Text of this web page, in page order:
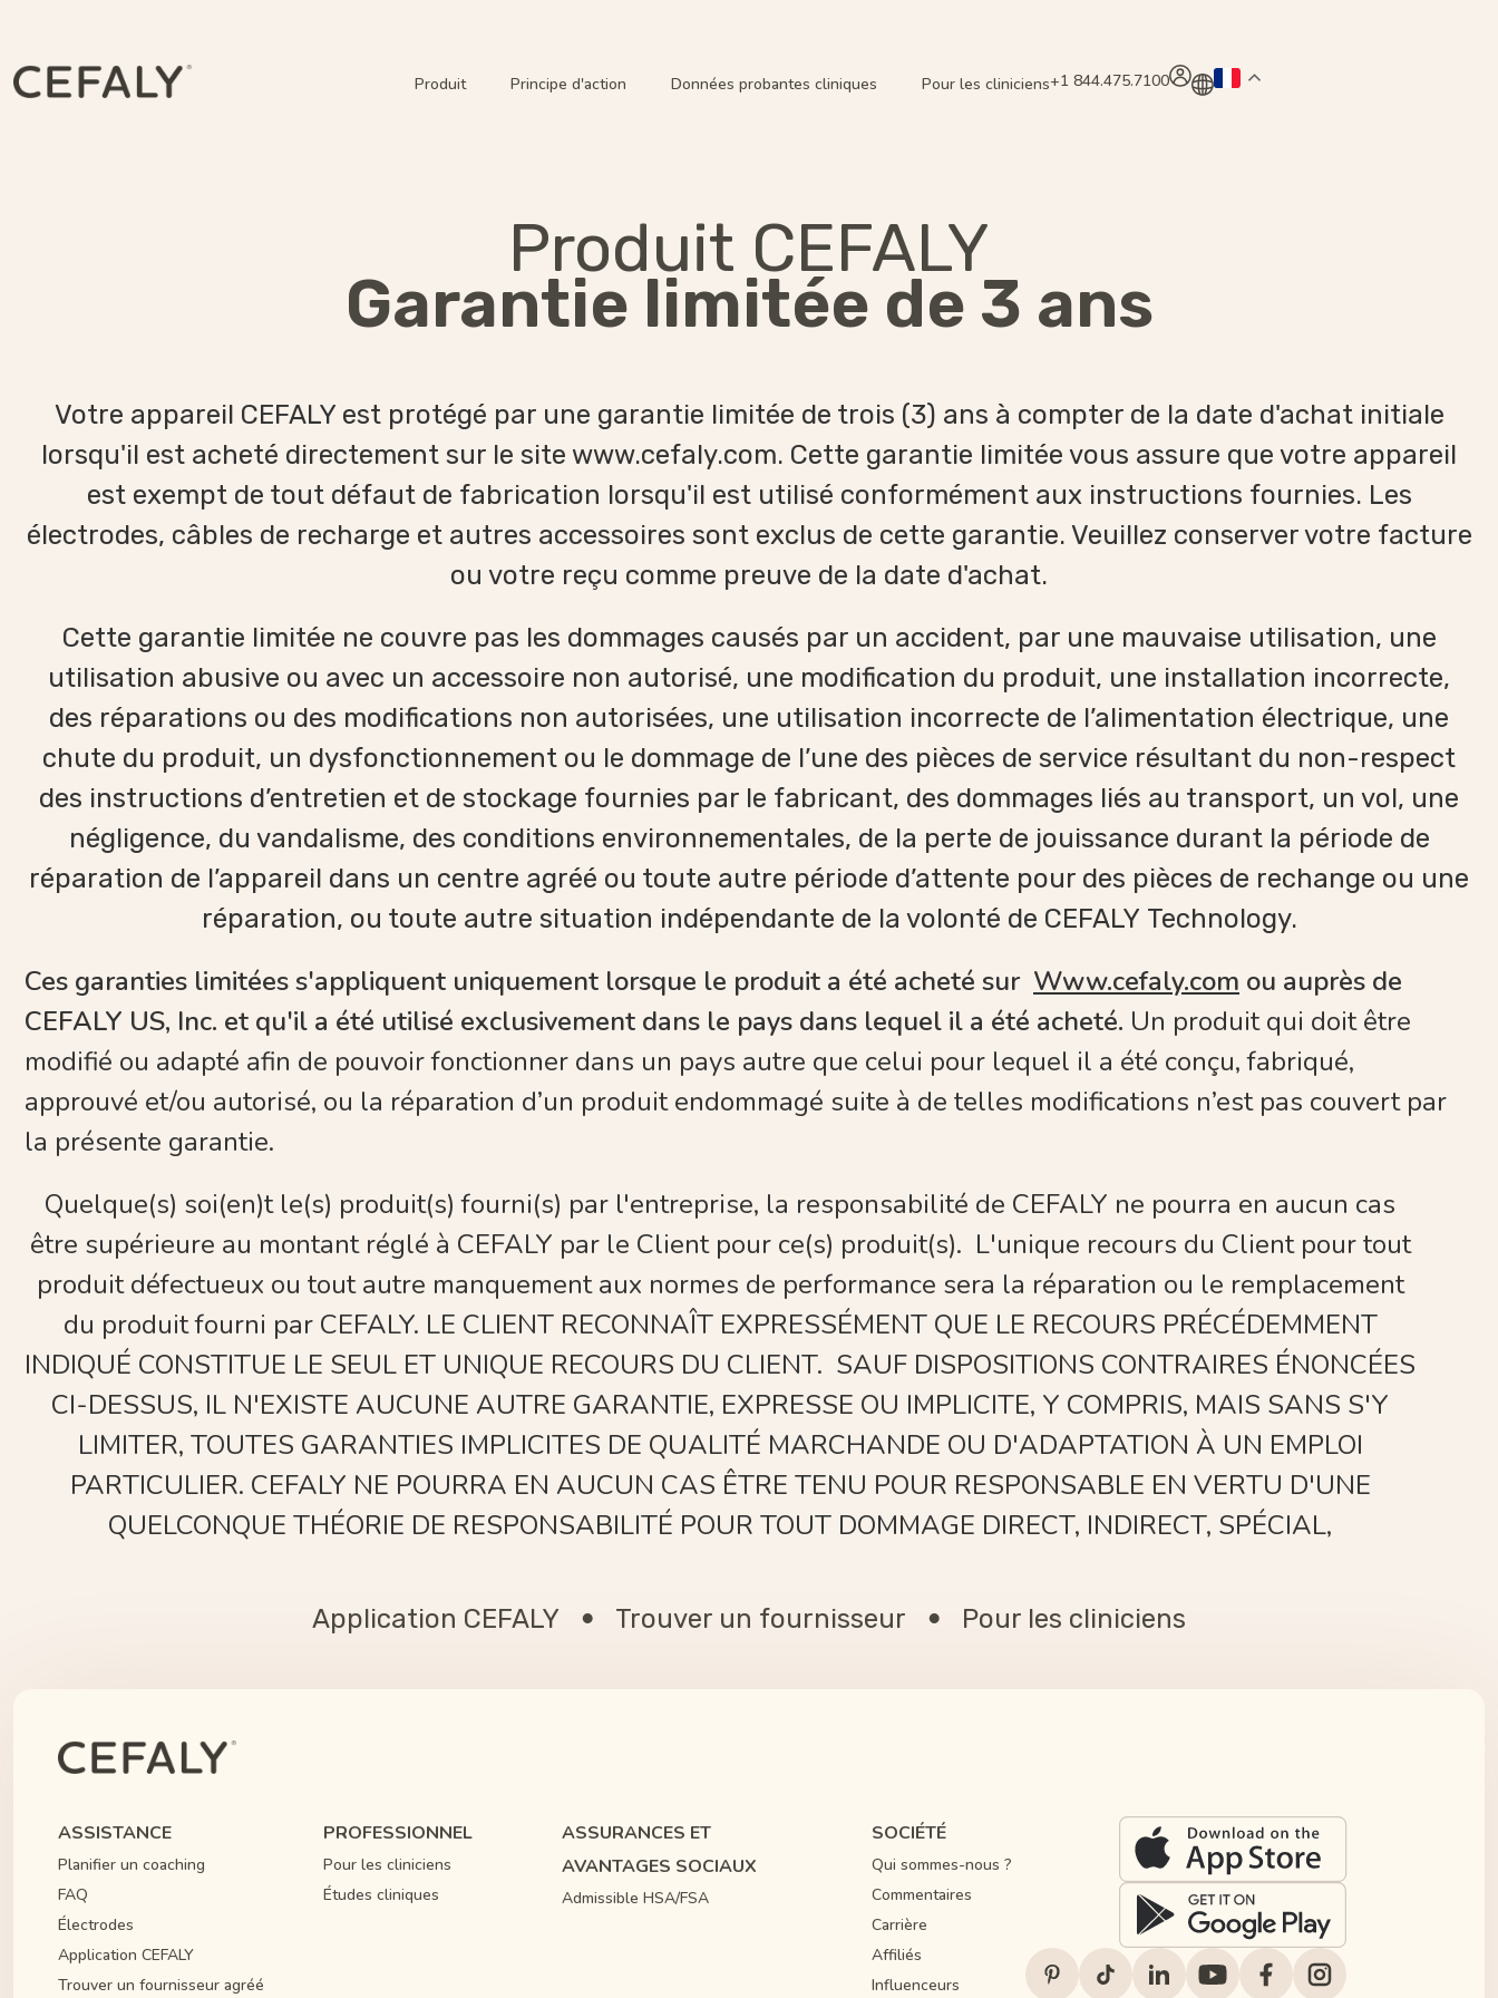
Produit Principe d'action Données probantes cliniques Pour les cliniciens+1 844.475.7100
Produit CEFALY
Garantie limitée de 3 ans
Votre appareil CEFALY est protégé par une garantie limitée de trois (3) ans à compter de la date d'achat initiale
lorsqu'il est acheté directement sur le site www.cefaly.com. Cette garantie limitée vous assure que votre appareil
est exempt de tout défaut de fabrication lorsqu'il est utilisé conformément aux instructions fournies. Les
électrodes, câbles de recharge et autres accessoires sont exclus de cette garantie. Veuillez conserver votre facture
ou votre reçu comme preuve de la date d'achat.
Cette garantie limitée ne couvre pas les dommages causés par un accident, par une mauvaise utilisation, une
utilisation abusive ou avec un accessoire non autorisé, une modification du produit, une installation incorrecte,
des réparations ou des modifications non autorisées, une utilisation incorrecte de l’alimentation électrique, une
chute du produit, un dysfonctionnement ou le dommage de l’une des pièces de service résultant du non-respect
des instructions d’entretien et de stockage fournies par le fabricant, des dommages liés au transport, un vol, une
négligence, du vandalisme, des conditions environnementales, de la perte de jouissance durant la période de
réparation de l’appareil dans un centre agréé ou toute autre période d’attente pour des pièces de rechange ou une
réparation, ou toute autre situation indépendante de la volonté de CEFALY Technology.
Ces garanties limitées s'appliquent uniquement lorsque le produit a été acheté sur Www.cefaly.com ou auprès de
CEFALY US, Inc. et qu'il a été utilisé exclusivement dans le pays dans lequel il a été acheté. Un produit qui doit être
modifié ou adapté afin de pouvoir fonctionner dans un pays autre que celui pour lequel il a été conçu, fabriqué,
approuvé et/ou autorisé, ou la réparation d’un produit endommagé suite à de telles modifications n’est pas couvert par
la présente garantie.
Quelque(s) soi(en)t le(s) produit(s) fourni(s) par l'entreprise, la responsabilité de CEFALY ne pourra en aucun cas
être supérieure au montant réglé à CEFALY par le Client pour ce(s) produit(s). L'unique recours du Client pour tout
produit défectueux ou tout autre manquement aux normes de performance sera la réparation ou le remplacement
du produit fourni par CEFALY. LE CLIENT RECONNAÎT EXPRESSÉMENT QUE LE RECOURS PRÉCÉDEMMENT
INDIQUÉ CONSTITUE LE SEUL ET UNIQUE RECOURS DU CLIENT. SAUF DISPOSITIONS CONTRAIRES ÉNONCÉES
CI-DESSUS, IL N'EXISTE AUCUNE AUTRE GARANTIE, EXPRESSE OU IMPLICITE, Y COMPRIS, MAIS SANS S'Y
LIMITER, TOUTES GARANTIES IMPLICITES DE QUALITÉ MARCHANDE OU D'ADAPTATION À UN EMPLOI
PARTICULIER. CEFALY NE POURRA EN AUCUN CAS ÊTRE TENU POUR RESPONSABLE EN VERTU D'UNE
QUELCONQUE THÉORIE DE RESPONSABILITÉ POUR TOUT DOMMAGE DIRECT, INDIRECT, SPÉCIAL,
Application CEFALY Trouver un fournisseur Pour les cliniciens
ASSISTANCE
Planifier un coaching
FAQ
Électrodes
Application CEFALY
Trouver un fournisseur agréé
PROFESSIONNEL
Pour les cliniciens
Études cliniques
ASSURANCES ET
AVANTAGES SOCIAUX
Admissible HSA/FSA
SOCIÉTÉ
Qui sommes-nous ?
Commentaires
Carrière
Affiliés
Influenceurs